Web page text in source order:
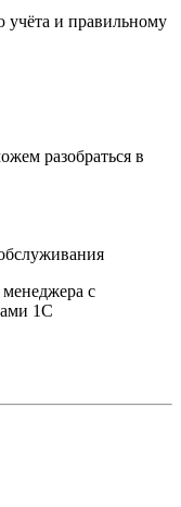
и правильному
разобраться в
с
1С